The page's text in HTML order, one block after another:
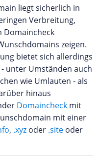
liegt sicherlich in
Verbreitung,
Domaincheck
zeigen.
bietet sich allerdings
unter Umständen auch
wie Umlauten - als
hinaus
Domaincheck mit
mit einer
, .xyz oder .site oder